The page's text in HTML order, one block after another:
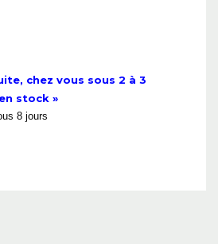
chez vous sous 2 à 3
stock »
8 jours